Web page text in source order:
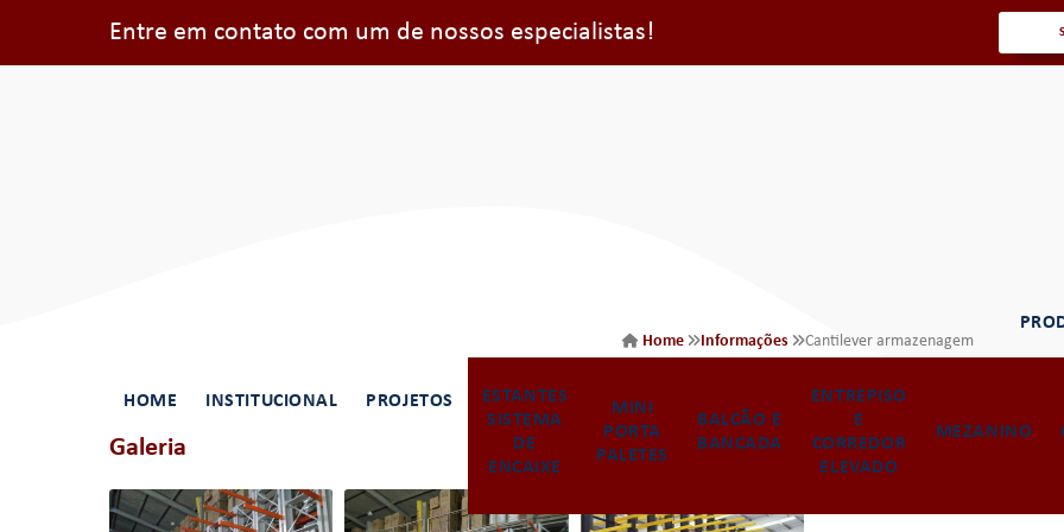
Entre em contato com um de nossos especialistas!
HOME INSTITUCIONAL PROJETOS
ESTANTES
SISTEMA
DE
ENCAIXE
MINI
PORTA
PALETES
BALCÃO E
BANCADA
ENTREPISO
E
CORREDOR
ELEVADO
MEZANINO
ARMAZENAGEM
BANCADA
ARMAZENAGEM
Home Informações Cantilever armazenagem
Galeria